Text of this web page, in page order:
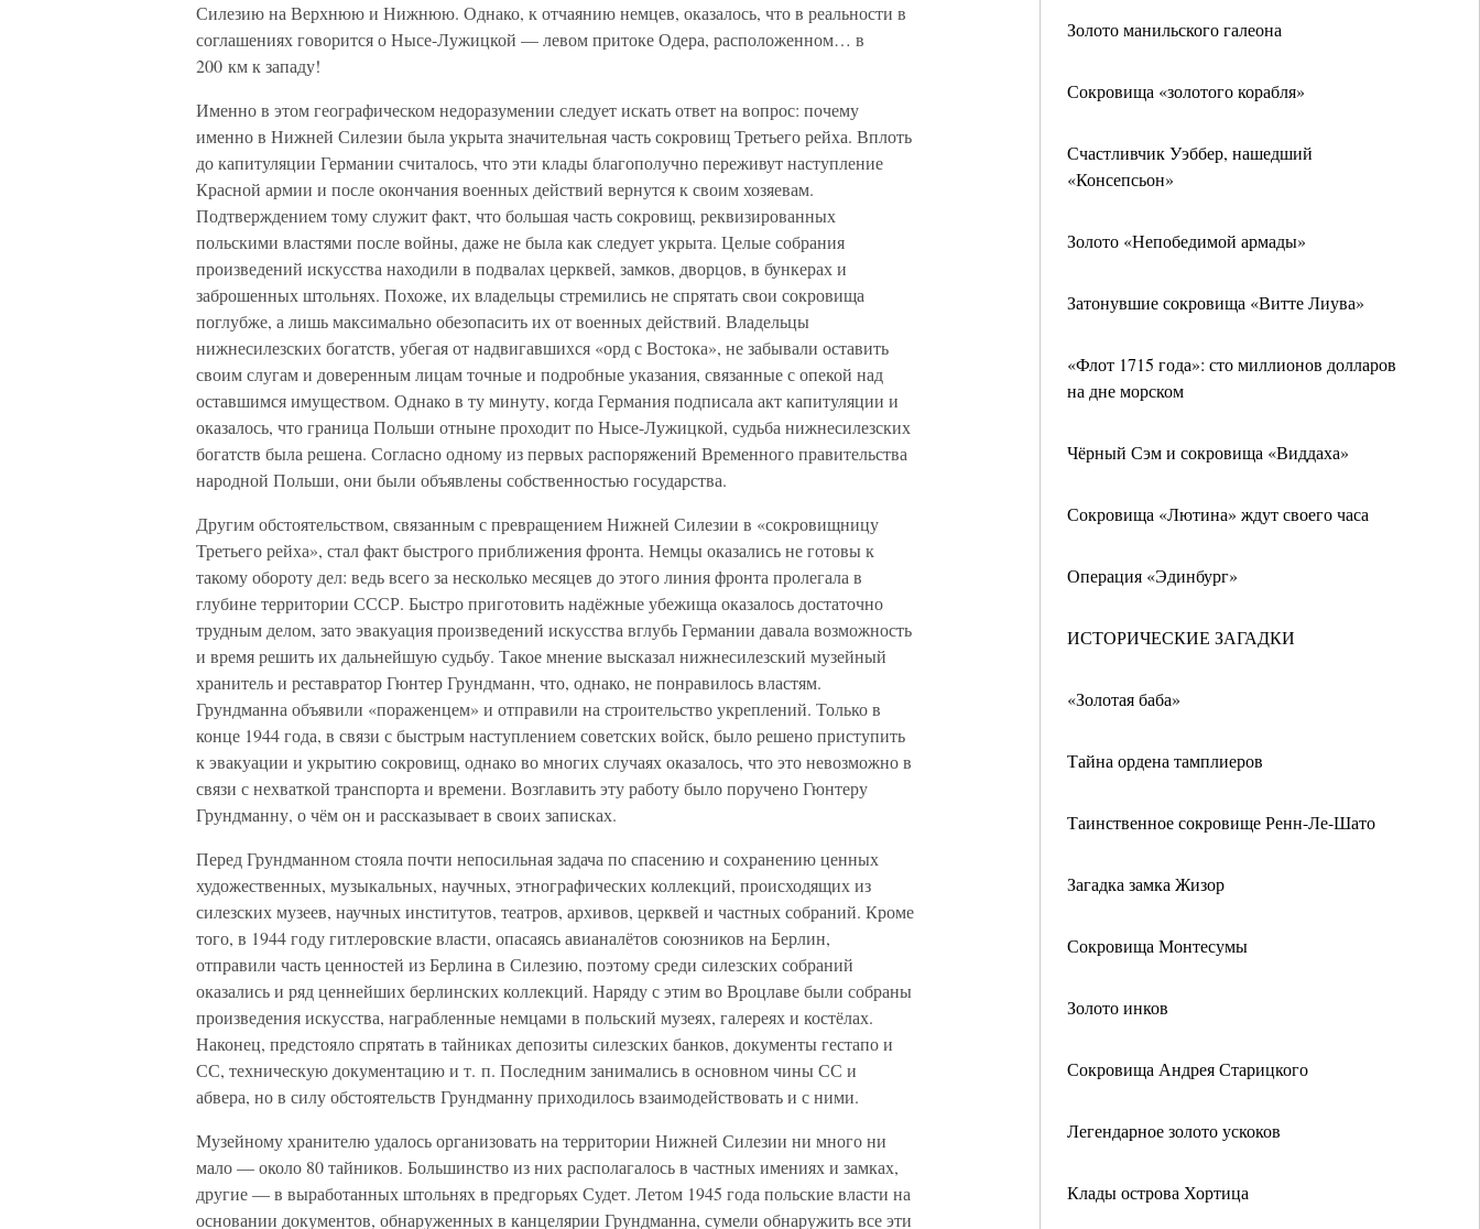
Золото манильского галеона
Сокровища «золотого корабля»
Счастливчик Уэббер, нашедший
«Консепсьон»
Золото «Непобедимой армады»
Затонувшие сокровища «Витте Лиува»
«Флот 1715 года»: сто миллионов долларов
на дне морском
Чёрный Сэм и сокровища «Виддаха»
Сокровища «Лютина» ждут своего часа
Операция «Эдинбург»
ИСТОРИЧЕСКИЕ ЗАГАДКИ
«Золотая баба»
Тайна ордена тамплиеров
Таинственное сокровище Ренн-Ле-Шато
Загадка замка Жизор
Сокровища Монтесумы
Золото инков
Сокровища Андрея Старицкого
Легендарное золото ускоков
Клады острова Хортица
Силезию на Верхнюю и Нижнюю. Однако, к отчаянию немцев, оказалось, что в реальности в
соглашениях говорится о Нысе-Лужицкой — левом притоке Одера, расположенном… в
200 км к западу!
Именно в этом географическом недоразумении следует искать ответ на вопрос: почему
именно в Нижней Силезии была укрыта значительная часть сокровищ Третьего рейха. Вплоть
до капитуляции Германии считалось, что эти клады благополучно переживут наступление
Красной армии и после окончания военных действий вернутся к своим хозяевам.
Подтверждением тому служит факт, что большая часть сокровищ, реквизированных
польскими властями после войны, даже не была как следует укрыта. Целые собрания
произведений искусства находили в подвалах церквей, замков, дворцов, в бункерах и
заброшенных штольнях. Похоже, их владельцы стремились не спрятать свои сокровища
поглубже, а лишь максимально обезопасить их от военных действий. Владельцы
нижнесилезских богатств, убегая от надвигавшихся «орд с Востока», не забывали оставить
своим слугам и доверенным лицам точные и подробные указания, связанные с опекой над
оставшимся имуществом. Однако в ту минуту, когда Германия подписала акт капитуляции и
оказалось, что граница Польши отныне проходит по Нысе-Лужицкой, судьба нижнесилезских
богатств была решена. Согласно одному из первых распоряжений Временного правительства
народной Польши, они были объявлены собственностью государства.
Другим обстоятельством, связанным с превращением Нижней Силезии в «сокровищницу
Третьего рейха», стал факт быстрого приближения фронта. Немцы оказались не готовы к
такому обороту дел: ведь всего за несколько месяцев до этого линия фронта пролегала в
глубине территории СССР. Быстро приготовить надёжные убежища оказалось достаточно
трудным делом, зато эвакуация произведений искусства вглубь Германии давала возможность
и время решить их дальнейшую судьбу. Такое мнение высказал нижнесилезский музейный
хранитель и реставратор Гюнтер Грундманн, что, однако, не понравилось властям.
Грундманна объявили «пораженцем» и отправили на строительство укреплений. Только в
конце 1944 года, в связи с быстрым наступлением советских войск, было решено приступить
к эвакуации и укрытию сокровищ, однако во многих случаях оказалось, что это невозможно в
связи с нехваткой транспорта и времени. Возглавить эту работу было поручено Гюнтеру
Грундманну, о чём он и рассказывает в своих записках.
Перед Грундманном стояла почти непосильная задача по спасению и сохранению ценных
художественных, музыкальных, научных, этнографических коллекций, происходящих из
силезских музеев, научных институтов, театров, архивов, церквей и частных собраний. Кроме
того, в 1944 году гитлеровские власти, опасаясь авианалётов союзников на Берлин,
отправили часть ценностей из Берлина в Силезию, поэтому среди силезских собраний
оказались и ряд ценнейших берлинских коллекций. Наряду с этим во Вроцлаве были собраны
произведения искусства, награбленные немцами в польский музеях, галереях и костёлах.
Наконец, предстояло спрятать в тайниках депозиты силезских банков, документы гестапо и
СС, техническую документацию и т. п. Последним занимались в основном чины СС и
абвера, но в силу обстоятельств Грундманну приходилось взаимодействовать и с ними.
Музейному хранителю удалось организовать на территории Нижней Силезии ни много ни
мало — около 80 тайников. Большинство из них располагалось в частных имениях и замках,
другие — в выработанных штольнях в предгорьях Судет. Летом 1945 года польские власти на
основании документов, обнаруженных в канцелярии Грундманна, сумели обнаружить все эти